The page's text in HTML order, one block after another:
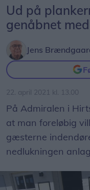
Ud på
genåbnet
Jens
22. april 2021 kl. 13.00
På Admiralen i
at man foreløbig
gæsterne
nedlukningen